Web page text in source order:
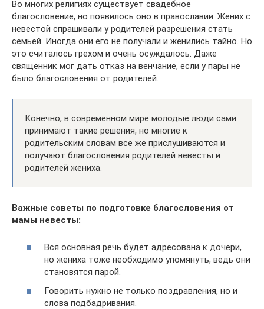
Во многих религиях существует свадебное
благословение, но появилось оно в православии. Жених с
невестой спрашивали у родителей разрешения стать
семьей. Иногда они его не получали и женились тайно. Но
это считалось грехом и очень осуждалось. Даже
священник мог дать отказ на венчание, если у пары не
было благословения от родителей.
Конечно, в современном мире молодые люди сами
принимают такие решения, но многие к
родительским словам все же прислушиваются и
получают благословения родителей невесты и
родителей жениха.
Важные советы по подготовке благословения от
мамы невесты:
Вся основная речь будет адресована к дочери,
но жениха тоже необходимо упомянуть, ведь они
становятся парой.
Говорить нужно не только поздравления, но и
слова подбадривания.